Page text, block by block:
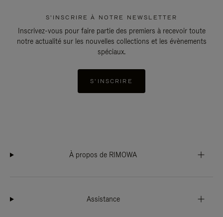
S'INSCRIRE À NOTRE NEWSLETTER
Inscrivez-vous pour faire partie des premiers à recevoir toute
notre actualité sur les nouvelles collections et les évènements
spéciaux.
S'INSCRIRE
À propos de RIMOWA
Assistance